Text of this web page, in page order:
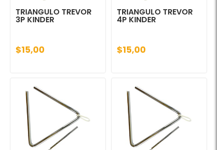
TRIANGULO TREVOR
3P KINDER
$15,00
TRIANGULO TREVOR
4P KINDER
$15,00